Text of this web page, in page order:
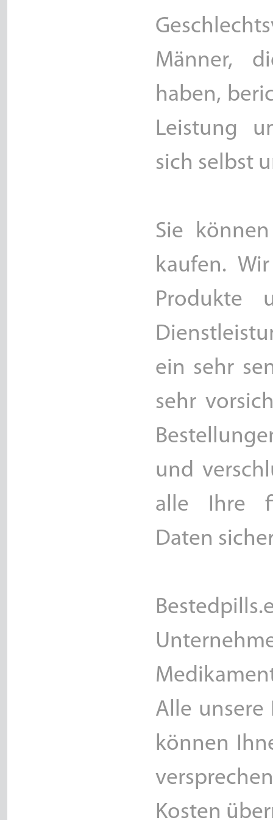
Männer,
haben,
Leistung
sich selbst
Sie
kaufen.
Produkte
ein sehr
sehr
und
alle Ihre
Daten
Alle
können
Kosten